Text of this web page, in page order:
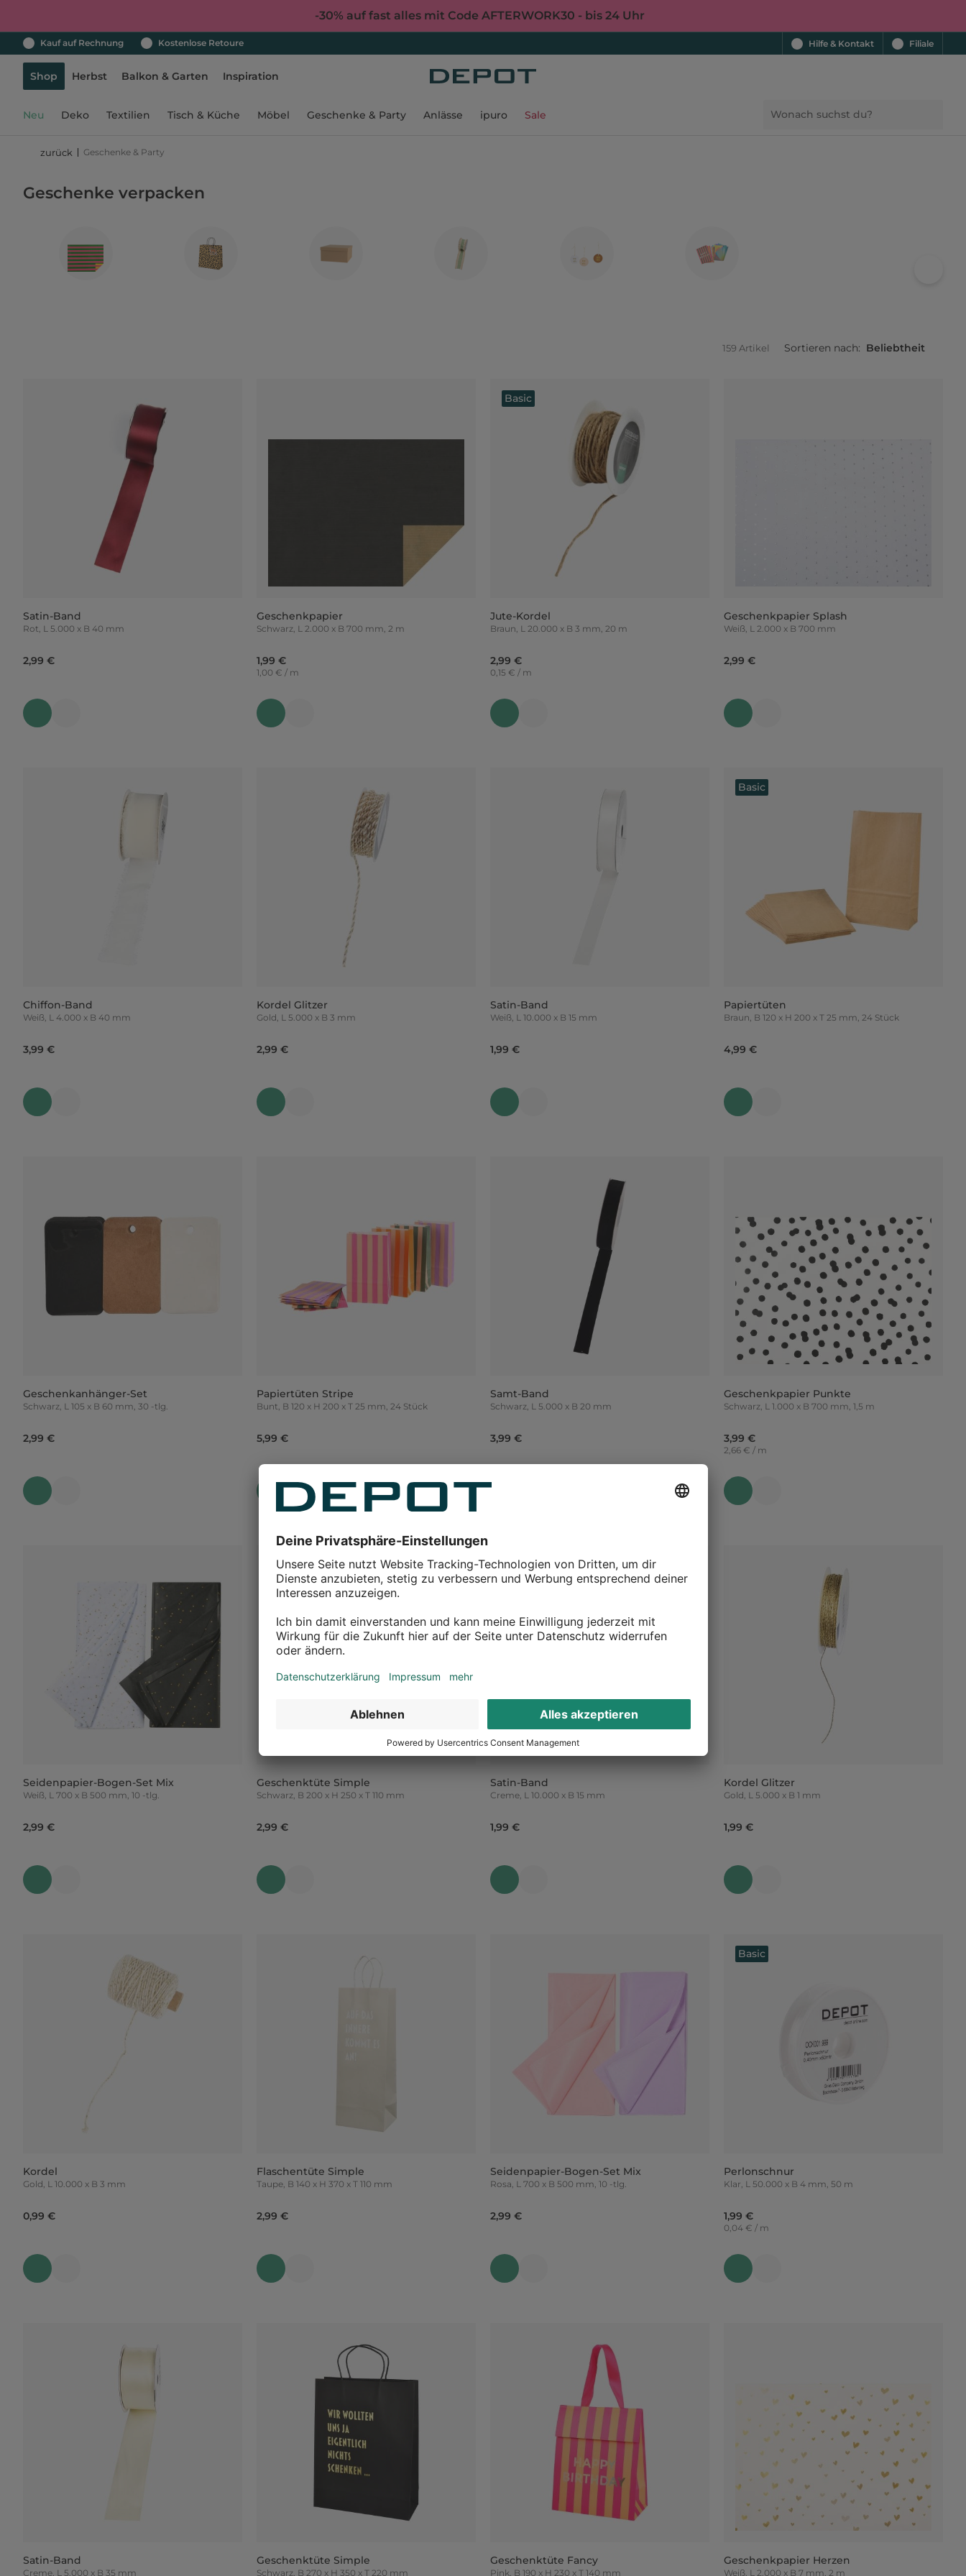
-30% auf fast alles mit Code AFTERWORK30 - bis 24 Uhr
Kauf auf Rechnung Kostenlose Retoure Hilfe & Kontakt Filiale
Shop Herbst Balkon & Garten Inspiration
Neu Deko Textilien Tisch & Küche Möbel Geschenke & Party Anlässe ipuro Sale
zurück Geschenke & Party
Geschenke verpacken
159 Artikel Sortieren nach: Beliebtheit
Satin-Band
Rot, L 5.000 x B 40 mm
2,99 €
Geschenkpapier
Schwarz, L 2.000 x B 700 mm, 2 m
1,99 €
1,00 € / m
Jute-Kordel
Braun, L 20.000 x B 3 mm, 20 m
2,99 €
0,15 € / m
Basic
Geschenkpapier Splash
Weiß, L 2.000 x B 700 mm
2,99 €
Chiffon-Band
Weiß, L 4.000 x B 40 mm
3,99 €
Kordel Glitzer
Gold, L 5.000 x B 3 mm
2,99 €
Satin-Band
Weiß, L 10.000 x B 15 mm
1,99 €
Papiertüten
Braun, B 120 x H 200 x T 25 mm, 24 Stück
4,99 €
Basic
Geschenkanhänger-Set
Schwarz, L 105 x B 60 mm, 30 -tlg.
2,99 €
Papiertüten Stripe
Bunt, B 120 x H 200 x T 25 mm, 24 Stück
5,99 €
Samt-Band
Schwarz, L 5.000 x B 20 mm
3,99 €
Geschenkpapier Punkte
Schwarz, L 1.000 x B 700 mm, 1,5 m
3,99 €
2,66 € / m
Seidenpapier-Bogen-Set Mix
Weiß, L 700 x B 500 mm, 10 -tlg.
2,99 €
Geschenktüte Simple
Schwarz, B 200 x H 250 x T 110 mm
2,99 €
Satin-Band
Creme, L 10.000 x B 15 mm
1,99 €
Kordel Glitzer
Gold, L 5.000 x B 1 mm
1,99 €
Kordel
Gold, L 10.000 x B 3 mm
0,99 €
Flaschentüte Simple
Taupe, B 140 x H 370 x T 110 mm
2,99 €
Seidenpapier-Bogen-Set Mix
Rosa, L 700 x B 500 mm, 10 -tlg.
2,99 €
Perlonschnur
Klar, L 50.000 x B 4 mm, 50 m
1,99 €
0,04 € / m
Basic
Satin-Band
Creme, L 5.000 x B 35 mm
Geschenktüte Simple
Schwarz, B 270 x H 350 x T 220 mm
Geschenktüte Fancy
Pink, B 190 x H 230 x T 140 mm
Geschenkpapier Herzen
Weiß, L 2.000 x B 7 mm, 2 m